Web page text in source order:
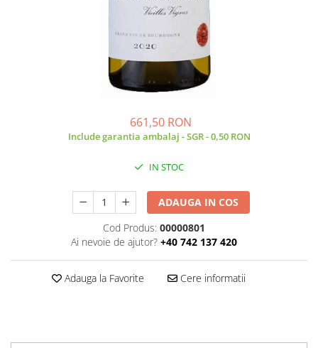
661,50 RON
Include garantia ambalaj - SGR - 0,50 RON
IN STOC
ADAUGA IN COS
Cod Produs: 00000801
Ai nevoie de ajutor? +40 742 137 420
Adauga la Favorite Cere informatii